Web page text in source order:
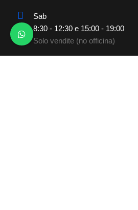
Sab
8:30 - 12:30 e 15:00 - 19:00
Solo vendite (no officina)